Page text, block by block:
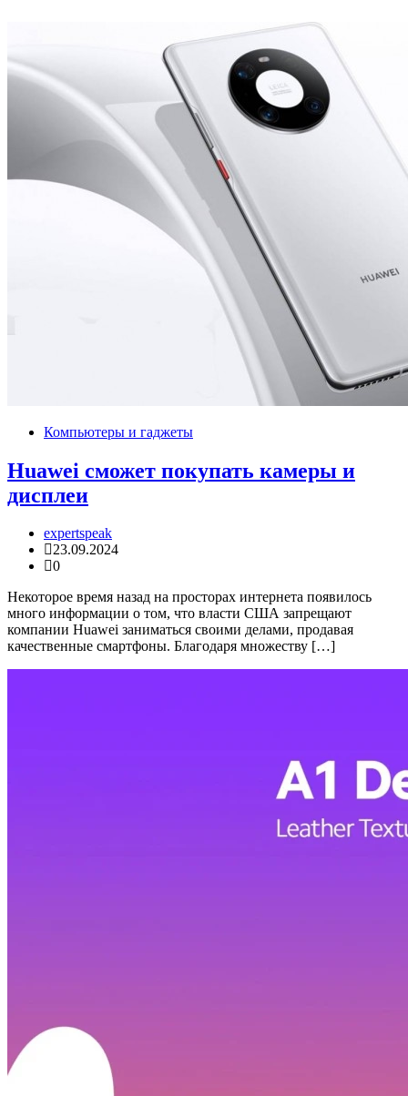
Компьютеры и гаджеты
Huawei сможет покупать камеры и
дисплеи
expertspeak
23.09.2024
0
Некоторое время назад на просторах интернета появилось
много информации о том, что власти США запрещают
компании Huawei заниматься своими делами, продавая
качественные смартфоны. Благодаря множеству […]